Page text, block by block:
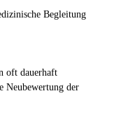
Begleitung
oft dauerhaft
Neubewertung der